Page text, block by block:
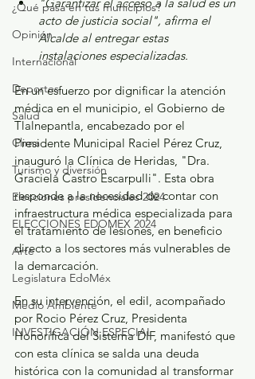
¿Qué pasa en tus municipios?
Opinión
Internacional
Deportes
Salud
Clima
Turismo y diversión
Elecciones presidenciales 2024
ELECCIONES EDOMEX 2024
Arte
Legislatura EdoMéx
Medio Ambiente
INVESTIGACIÓN ESPECIAL
acto de justicia social", afirma el
Alcalde al entregar estas
instalaciones especializadas.
En un esfuerzo por dignificar la atención
médica en el municipio, el Gobierno de
Tlalnepantla, encabezado por el
Presidente Municipal Raciel Pérez Cruz,
inauguró la Clínica de Heridas, "Dra.
Graciela Castro Escarpulli". Esta obra
responde a la necesidad de contar con
infraestructura médica especializada para
el tratamiento de lesiones, en beneficio
directo a los sectores más vulnerables de
la demarcación.
En su intervención, el edil, acompañado
por Rocio Pérez Cruz, Presidenta
Honorífica del Sistema DIF, manifestó que
con esta clínica se salda una deuda
histórica con la comunidad al transformar